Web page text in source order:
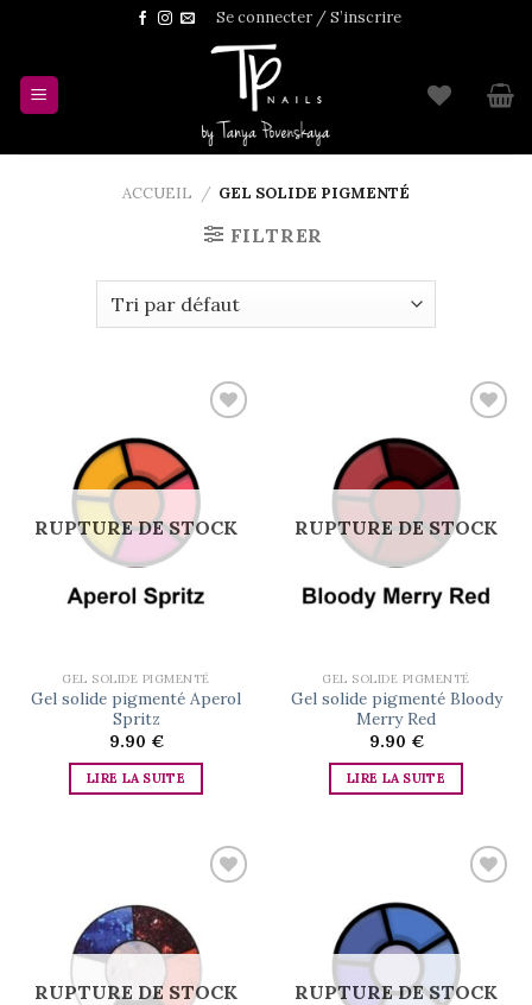
content
Se connecter / S’inscrire
ACCUEIL / GEL SOLIDE PIGMENTÉ
FILTRER
wishlist
RUPTURE DE STOCK
GEL SOLIDE PIGMENTÉ
Gel solide pigmenté Aperol
Spritz
9.90 €
LIRE LA SUITE
wishlist
RUPTURE DE STOCK
GEL SOLIDE PIGMENTÉ
Gel solide pigmenté Bloody
Merry Red
9.90 €
LIRE LA SUITE
wishlist
RUPTURE DE STOCK
wishlist
RUPTURE DE STOCK